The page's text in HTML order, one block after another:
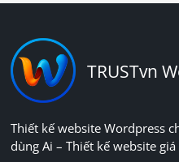
TRUSTvn
Thiết kế website Wordpress
dùng Ai – Thiết kế website giá